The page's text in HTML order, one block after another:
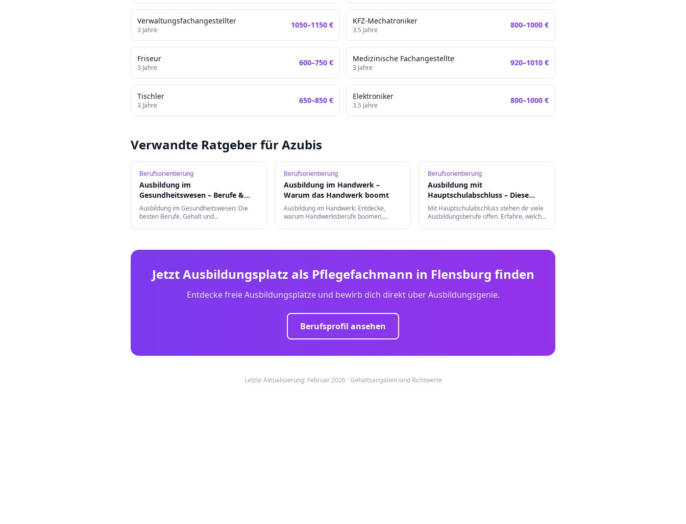
Verwaltungsfachangestellter
3 Jahre
1050–1150 € KFZ-Mechatroniker
3.5 Jahre
800–1000 €
Friseur
3 Jahre
600–750 € Medizinische Fachangestellte
3 Jahre
920–1010 €
Tischler
3 Jahre
650–850 € Elektroniker
3.5 Jahre
800–1000 €
Verwandte Ratgeber für Azubis
Berufsorientierung
Ausbildung im
Gesundheitswesen – Berufe &
Karrierechancen
Ausbildung im Gesundheitswesen: Die
besten Berufe, Gehalt und
Berufsorientierung
Ausbildung im Handwerk –
Warum das Handwerk boomt
Ausbildung im Handwerk: Entdecke,
warum Handwerksberufe boomen,
Berufsorientierung
Ausbildung mit
Hauptschulabschluss – Diese
Berufe stehen dir offen
Mit Hauptschulabschluss stehen dir viele
Ausbildungsberufe offen. Erfahre, welche
Jetzt Ausbildungsplatz als Pflegefachmann in Flensburg finden
Entdecke freie Ausbildungsplätze und bewirb dich direkt über Ausbildungsgenie.
Berufsprofil ansehen
Letzte Aktualisierung: Februar 2026 · Gehaltsangaben sind Richtwerte